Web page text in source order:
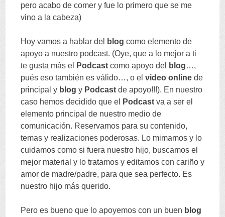
pero acabo de comer y fue lo primero que se me
vino a la cabeza)
Hoy vamos a hablar del blog como elemento de
apoyo a nuestro podcast. (Oye,que a lo mejor a ti
te gusta más el
Podcast como apoyo del blog…,
pués eso también es válido…,o el video online de
principal y blog y Podcast de apoyo!!!). En nuestro
caso hemos decidido que el
Podcast va a ser el
elemento principal de nuestro medio de
comunicación. Reservamos para su contenido,
temas y realizaciones poderosas. Lo mimamos y lo
cuidamos como si fuera nuestro hijo, buscamos el
mejor material y lo tratamos y editamos con cariño y
amor de madre/padre, para que sea perfecto. Es
nuestro hijo más querido.
Pero es bueno que lo apoyemos con un buen blog